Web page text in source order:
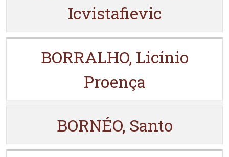
Icvistafievic
BORRALHO, Licínio
Proença
BORNÉO, Santo